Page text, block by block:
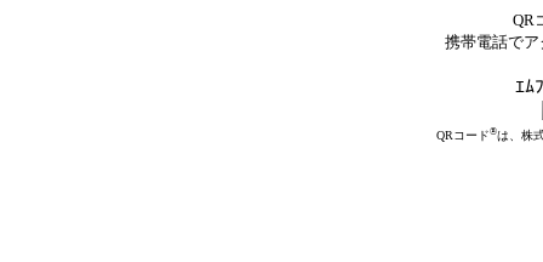
QR
携帯電話で
ｴﾑ
QRコード®は、株